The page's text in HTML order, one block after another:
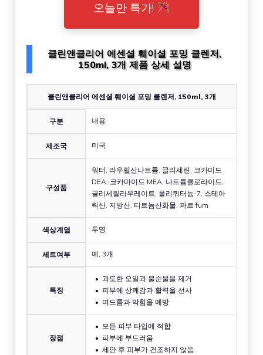
오늘만 특가!
클린앤클리어 에센셜 훼이셜 포밍 클렌저,
150ml, 3개 제품 상세 설명
클린앤클리어 에센셜 훼이셜 포밍 클렌저, 150ml, 3개
구분 내용
제조국 미국
구성품
워터, 라우릴산나트륨, 글리세린, 코카미드
DEA, 코카마이드 MEA, 나트륨클로라이드,
글리세릴라우레이트, 폴리쿼터늄-7, 스테아
릭산, 지방산, 티트늄산화물, 파르 fum
색상계열 투명
세트여부 예, 3개
특징
과도한 오일과 불순물을 제거
피부에 상쾌감과 활력을 선사
여드름과 막힘을 예방
장점
모든 피부 타입에 적합
피부에 부드러움
세안 후 피부가 건조하지 않음